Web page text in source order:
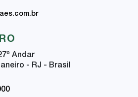
º Andar
- RJ - Brasil